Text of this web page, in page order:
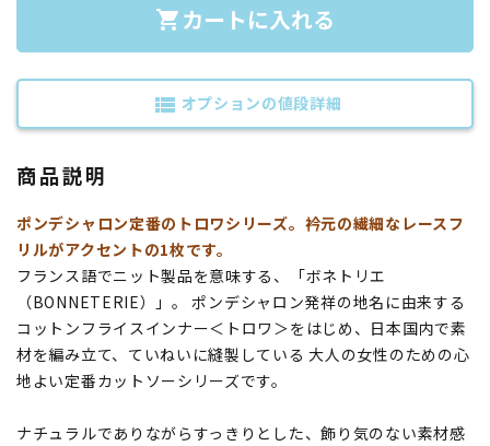
shopping_cart カートに入れる
view_list オプションの値段詳細
商品説明
ポンデシャロン定番のトロワシリーズ。衿元の繊細なレースフ
リルがアクセントの1枚です。
フランス語でニット製品を意味する、「ボネトリエ
（BONNETERIE）」。 ポンデシャロン発祥の地名に由来する
コットンフライスインナー＜トロワ＞をはじめ、日本国内で素
材を編み立て、ていねいに縫製している 大人の女性のための心
地よい定番カットソーシリーズです。
ナチュラルでありながらすっきりとした、飾り気のない素材感